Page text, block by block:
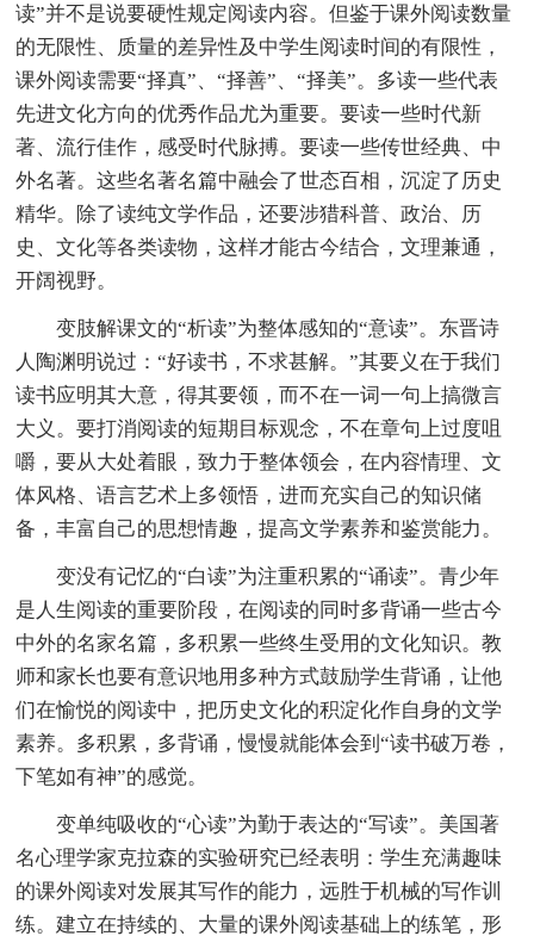
读”并不是说要硬性规定阅读内容。但鉴于课外阅读数量
的无限性、质量的差异性及中学生阅读时间的有限性，
课外阅读需要“择真”、“择善”、“择美”。多读一些代表
先进文化方向的优秀作品尤为重要。要读一些时代新
著、流行佳作，感受时代脉搏。要读一些传世经典、中
外名著。这些名著名篇中融会了世态百相，沉淀了历史
精华。除了读纯文学作品，还要涉猎科普、政治、历
史、文化等各类读物，这样才能古今结合，文理兼通，
开阔视野。
变肢解课文的“析读”为整体感知的“意读”。东晋诗
人陶渊明说过：“好读书，不求甚解。”其要义在于我们
读书应明其大意，得其要领，而不在一词一句上搞微言
大义。要打消阅读的短期目标观念，不在章句上过度咀
嚼，要从大处着眼，致力于整体领会，在内容情理、文
体风格、语言艺术上多领悟，进而充实自己的知识储
备，丰富自己的思想情趣，提高文学素养和鉴赏能力。
变没有记忆的“白读”为注重积累的“诵读”。青少年
是人生阅读的重要阶段，在阅读的同时多背诵一些古今
中外的名家名篇，多积累一些终生受用的文化知识。教
师和家长也要有意识地用多种方式鼓励学生背诵，让他
们在愉悦的阅读中，把历史文化的积淀化作自身的文学
素养。多积累，多背诵，慢慢就能体会到“读书破万卷，
下笔如有神”的感觉。
变单纯吸收的“心读”为勤于表达的“写读”。美国著
名心理学家克拉森的实验研究已经表明：学生充满趣味
的课外阅读对发展其写作的能力，远胜于机械的写作训
练。建立在持续的、大量的课外阅读基础上的练笔，形